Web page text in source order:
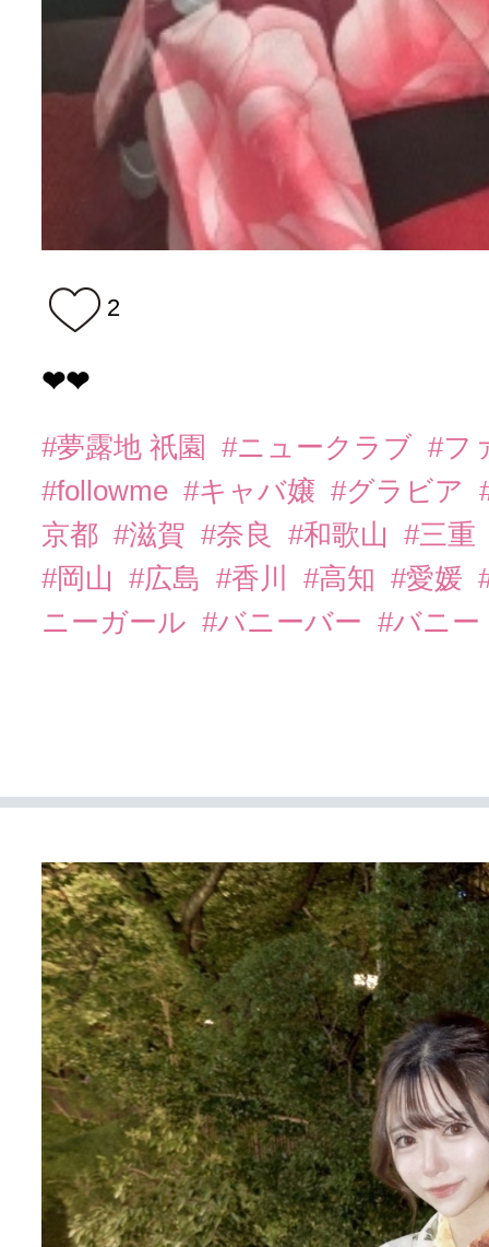
2
❤︎❤︎
#夢露地 祇園 #ニュークラブ #フ
#followme #キャバ嬢 #グラビア
京都 #滋賀 #奈良 #和歌山
#三重
#岡山
#広島 #香川 #高知 #愛媛
ニーガール #バニーバー #バニー